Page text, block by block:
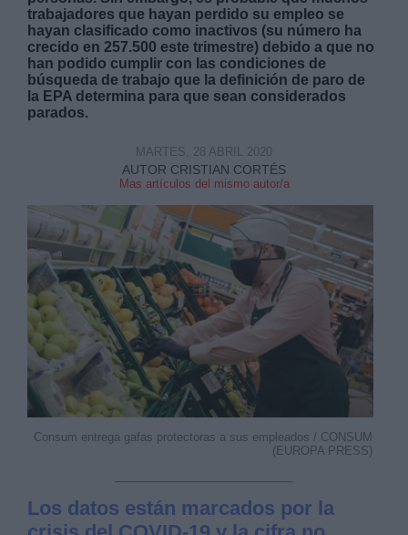
trabajadores que hayan perdido su empleo se
hayan clasificado como inactivos (su número ha
crecido en 257.500 este trimestre) debido a que no
han podido cumplir con las condiciones de
búsqueda de trabajo que la definición de paro de
la EPA determina para que sean considerados
parados.
AUTOR CRISTIAN CORTÉS
Mas artículos del mismo autor/a
MARTES, 28 ABRIL 2020
Consum entrega gafas protectoras a sus empleados / CONSUM
(EUROPA PRESS)
Los datos están marcados por la